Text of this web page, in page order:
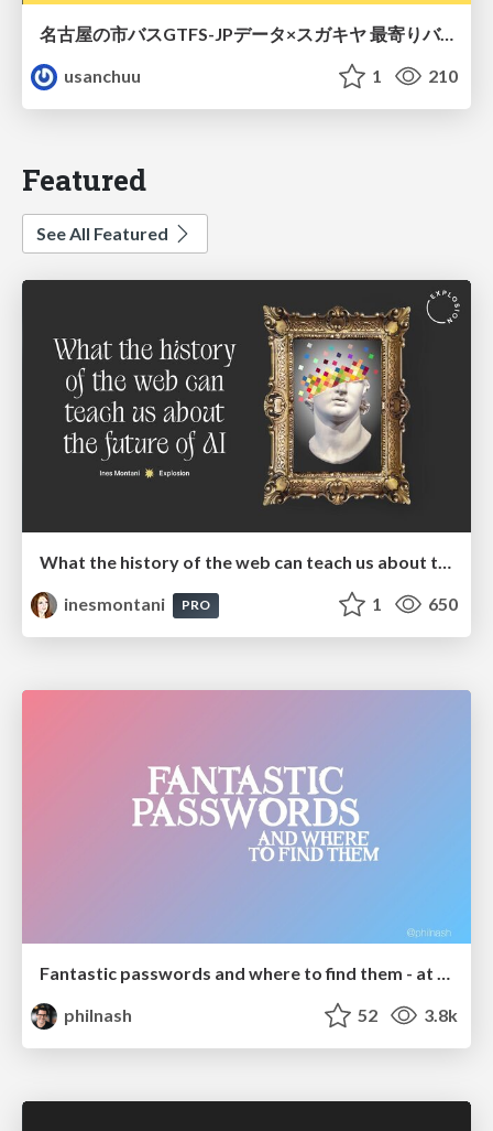
名古屋の市バスGTFS-JPデータ×スガキヤ 最寄りバス停検索をAmazon ElastiCache Serverless for Valkeyで最適化する
usanchuu
1 210
Featured
See All Featured
What the history of the web can teach us about the future of AI
inesmontani
PRO 1 650
Fantastic passwords and where to find them - at NoRuKo
philnash
52 3.8k